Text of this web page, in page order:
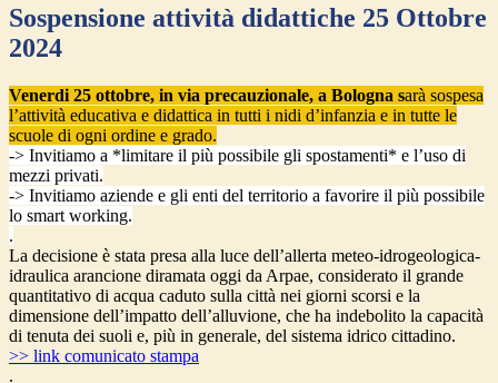
Sospensione attività didattiche 25 Ottobre
2024
Venerdi 25 ottobre, in via precauzionale, a Bologna sarà sospesa
l’attività educativa e didattica in tutti i nidi d’infanzia e in tutte le
scuole di ogni ordine e grado.
-> Invitiamo a *limitare il più possibile gli spostamenti* e l’uso di
mezzi privati.
-> Invitiamo aziende e gli enti del territorio a favorire il più possibile
lo smart working.
.
La decisione è stata presa alla luce dell’allerta meteo-idrogeologica-
idraulica arancione diramata oggi da Arpae, considerato il grande
quantitativo di acqua caduto sulla città nei giorni scorsi e la
dimensione dell’impatto dell’alluvione, che ha indebolito la capacità
di tenuta dei suoli e, più in generale, del sistema idrico cittadino.
>> link comunicato stampa
.